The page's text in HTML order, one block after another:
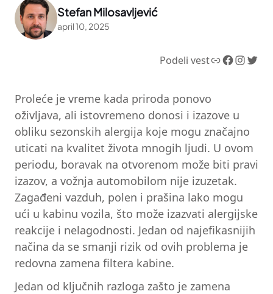
Stefan Milosavljević
april 10, 2025
Podeli vestLink Facebook InstagramTwitter
Proleće je vreme kada priroda ponovo
oživljava, ali istovremeno donosi i izazove u
obliku sezonskih alergija koje mogu značajno
uticati na kvalitet života mnogih ljudi. U ovom
periodu, boravak na otvorenom može biti pravi
izazov, a vožnja automobilom nije izuzetak.
Zagađeni vazduh, polen i prašina lako mogu
ući u kabinu vozila, što može izazvati alergijske
reakcije i nelagodnosti. Jedan od najefikasnijih
načina da se smanji rizik od ovih problema je
redovna zamena filtera kabine.
Jedan od ključnih razloga zašto je zamena